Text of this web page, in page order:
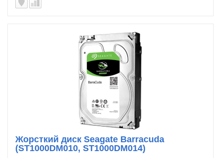
Жорсткий диск Seagate Barracuda
(ST1000DM010, ST1000DM014)